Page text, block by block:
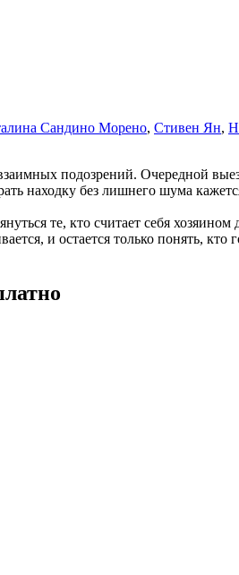
Сандино Морено, Стивен Ян,
подозрений. Очередной
находку без лишнего шума
те, кто считает себя
и остается только понять, кто